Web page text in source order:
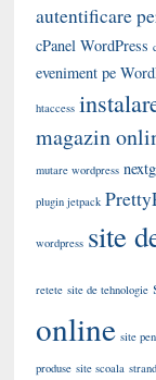
autentificare
cPanel WordPress
eveniment pe
htaccess
magazin
mutare wordpress
plugin jetpack
wordpress site
retete site de tehnologie
online site
produse site scoala strand